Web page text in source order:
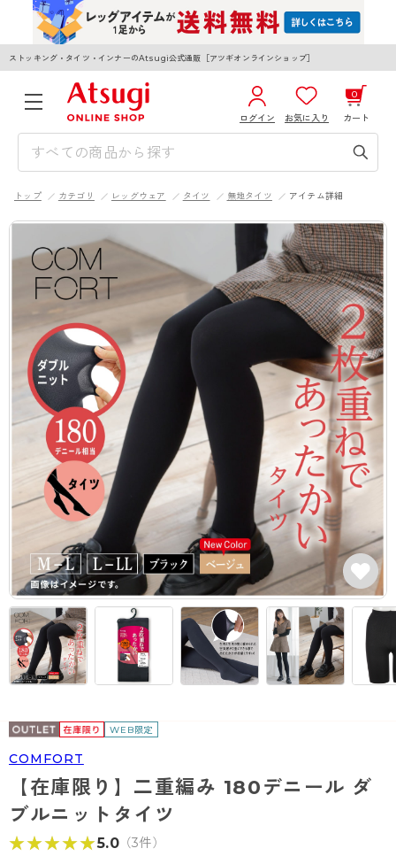
ストッキング・タイツ・インナーのAtsugi公式通販［アツギオンラインショップ］
ログイン お気に入り カート
0
合計 ¥0
カートを見る
3,980円以上のご購入で送料無料
全国一律330円でお届けします（沖縄県以外）
ログイン／新規会員登録
WOMEN KIDS
カテゴリから探す
レッグウェア
ストッキング
- 無地ストッキング
- 柄ストッキング
- ショート丈ストッキング
- 着圧ストッキング
- パンティ部レスストッキング
タイツ
- 柄タイツ
- ひざ下丈タイツ
- 着圧タイツ
ソックス・靴下
インナーウェア
ブラジャー
- ノンワイヤーブラ
- ワイヤーブラ
- ブラトップ
ショーツ
- レギュラーショーツ
肌着・インナー
- 長袖（七分袖以上）
- タンクトップ
ライフスタイルウェア
ボトムス
トップス
ルームウェア・パジャマ
アクティブ・スポーツ
- スポーツブラ
雑貨・小物
レッグウエア
ソックス・靴下
クルー・レギュラー丈ソックス
スニーカー丈・くるぶし丈ソックス
ハイソックス
インナーウエア
メンズパンツ
ボクサー
トランクス
Tバック・ビキニ
肌着・インナー
ライフスタイルウェア
ボトムス
トップス
ルームウェア・パジャマ
レッグウエア
タイツ
ソックス・靴下
クルー・レギュラー丈ソックス
スニーカー丈・くるぶし丈ソックス
ハイソックス
スクールソックス
インナーウエア
ブラジャー
ノンワイヤーブラ
ワイヤーブラ
スポーツブラ
ショーツ
レギュラーショーツ
ブランドから探す
AZGI
アスティーグ
クリアビューティアクティブ
スゴスト
フェイクタイツ
hotto comfort
スクールタイム
みんなの、みんなの。
CLINICAL
商品選びのお手伝い
お悩み別ガードル
ブラジャー特集
私に似合う、ストッキング選び
タイツの選び方
ご利用ガイド
はじめての方へ
よくある質問（FAQ）
配送方法について
返品・交換について
お問い合わせについて
トップ カテゴリ レッグウェア タイツ 無地タイツ アイテム詳細
WEB限定
COMFORT
【在庫限り】二重編み 180デニール ダ
ブルニットタイツ
★★★★★
★★★★★5.0（3件）